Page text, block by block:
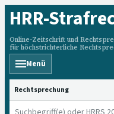
HRR-
Online-Zeitschrift und
für höchstrichterliche
Menü
HRRS durchsuchen